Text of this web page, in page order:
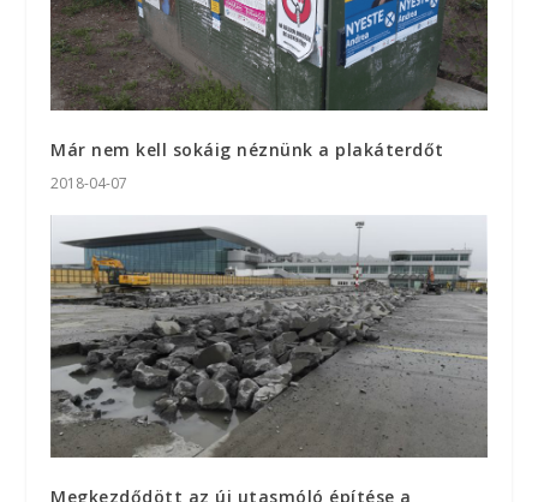
Már nem kell sokáig néznünk a plakáterdőt
2018-04-07
Megkezdődött az új utasmóló építése a